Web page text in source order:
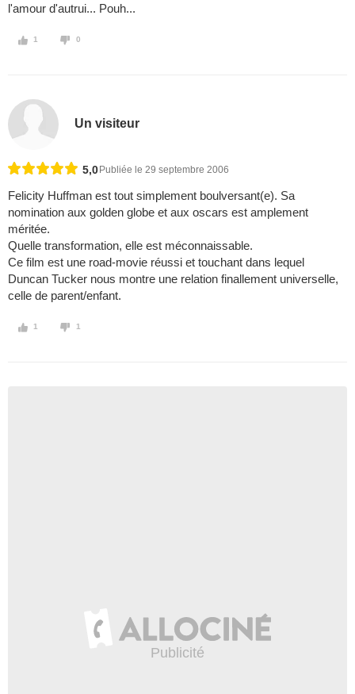
l'amour d'autrui... Pouh...
1 0
Un visiteur
5,0 Publiée le 29 septembre 2006
Felicity Huffman est tout simplement boulversant(e). Sa
nomination aux golden globe et aux oscars est amplement
méritée.
Quelle transformation, elle est méconnaissable.
Ce film est une road-movie réussi et touchant dans lequel
Duncan Tucker nous montre une relation finallement universelle,
celle de parent/enfant.
1 1